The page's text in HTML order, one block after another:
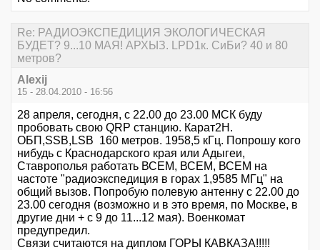
Re: РАДИОЭКСПЕДИЦИЯ ЭКОЛОГИЧЕСКАЯ
БУДЕТ? 9...10 МАЯ! АРХЫЗ. LPD1к. СиБи? 40 и 80
метров?
Alexij
15 - 28.04.2010 - 16:56
28 апреля, сегодня, с 22.00 до 23.00 МСК буду
пробовать свою QRP станцию. Карат2Н.
ОБП,SSB,LSB 160 метров. 1958,5 кГц. Попрошу кого
нибудь с Краснодарского края или Адыгеи,
Ставрополья работать ВСЕМ, ВСЕМ, ВСЕМ на
частоте "радиоэкспедиция в горах 1,9585 МГц" на
общий вызов. Попробую полевую антенну с 22.00 до
23.00 сегодня (возможно и в это время, по Москве, в
другие дни + с 9 до 11...12 мая). Военкомат
предупредил.
Связи считаются на диплом ГОРЫ КАВКАЗА!!!!!